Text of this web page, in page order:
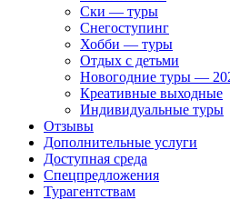
Ски — туры
Снегоступинг
Хобби — туры
Отдых с детьми
Новогодние туры —
Креативные выходные
Индивидуальные туры
Отзывы
Дополнительные услуги
Доступная среда
Спецпредложения
Турагентствам